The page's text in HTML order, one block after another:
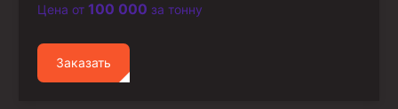
Цена от 100 000 за тонну
Заказать